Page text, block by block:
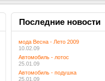
Последниеновости
мода Весна - Лето 2009
10.02.09
Автомобиль - лотос
25.01.09
Автомобиль - подушка
25.01.09